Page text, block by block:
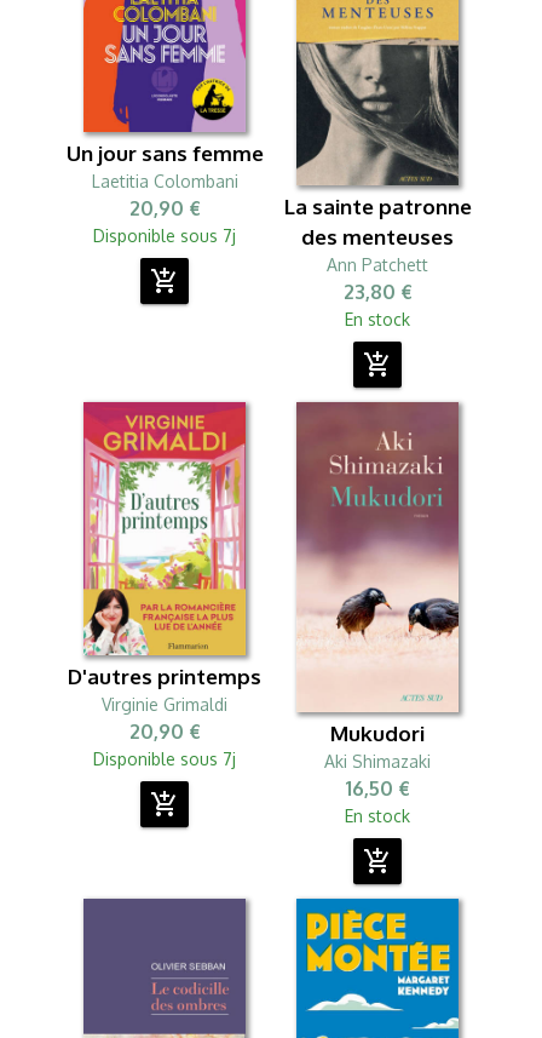
Un jour sans femme
Laetitia Colombani
20,90 €
Disponible sous 7j
add_shopping_cart
La sainte patronne
des menteuses
Ann Patchett
23,80 €
En stock
add_shopping_cart
D'autres printemps
Virginie Grimaldi
20,90 €
Disponible sous 7j
add_shopping_cart
Mukudori
Aki Shimazaki
16,50 €
En stock
add_shopping_cart